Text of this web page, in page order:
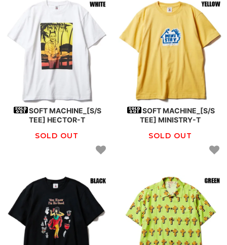
SOFT MACHINE_[S/S
TEE] HECTOR-T
SOLD OUT
SOFT MACHINE_[S/S
TEE] MINISTRY-T
SOLD OUT